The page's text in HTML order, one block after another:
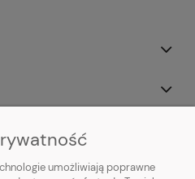
umożliwiają poprawne